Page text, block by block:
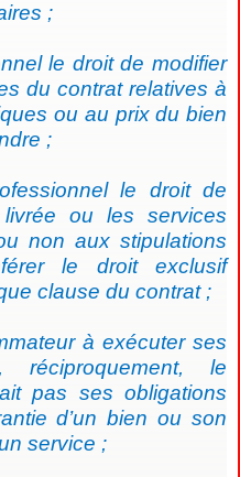
;
le droit de modifier
du contrat relatives à
ou au prix du bien
;
le droit de
ou les services
non aux stipulations
le droit exclusif
clause du contrat ;
à exécuter ses
réciproquement, le
pas ses obligations
d’un bien ou son
service ;